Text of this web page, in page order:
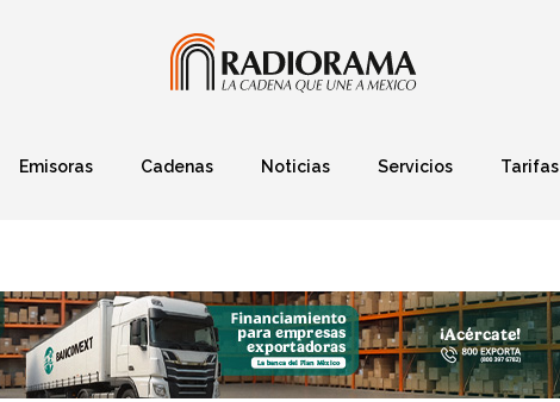
Emisoras Cadenas Noticias Servicios Tarifas